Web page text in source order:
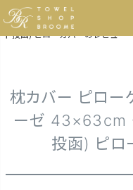
HOME 寝具
枕カバー ピローケ
枕カバー ピローケース 今治 ビ
ト投函) ピローカバーのレビュー
枕カバー ピロー
ーゼ 43×63cm
投函) ピロ